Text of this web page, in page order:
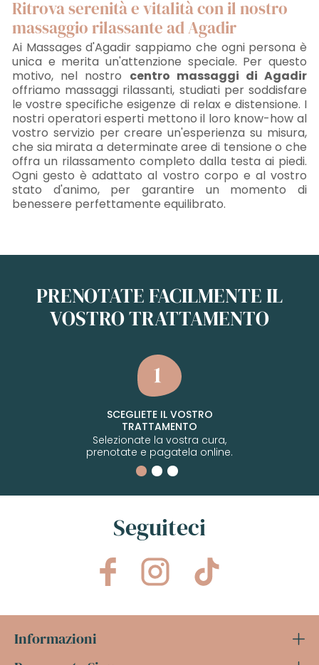
Ritrova serenità e vitalità con il nostro
massaggio rilassante ad Agadir
Ai Massages d'Agadir sappiamo che ogni persona è
unica e merita un'attenzione speciale. Per questo
motivo, nel nostro centro massaggi di Agadir
offriamo massaggi rilassanti, studiati per soddisfare
le vostre specifiche esigenze di relax e distensione. I
nostri operatori esperti mettono il loro know-how al
vostro servizio per creare un'esperienza su misura,
che sia mirata a determinate aree di tensione o che
offra un rilassamento completo dalla testa ai piedi.
Ogni gesto è adattato al vostro corpo e al vostro
stato d'animo, per garantire un momento di
benessere perfettamente equilibrato.
PRENOTATE FACILMENTE IL
VOSTRO TRATTAMENTO
SCEGLIETE IL VOSTRO
TRATTAMENTO
Selezionate la vostra cura,
prenotate e pagatela online.
Seguiteci
Informazioni